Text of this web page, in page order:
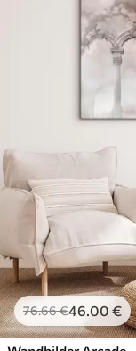
76.66€46.00 €